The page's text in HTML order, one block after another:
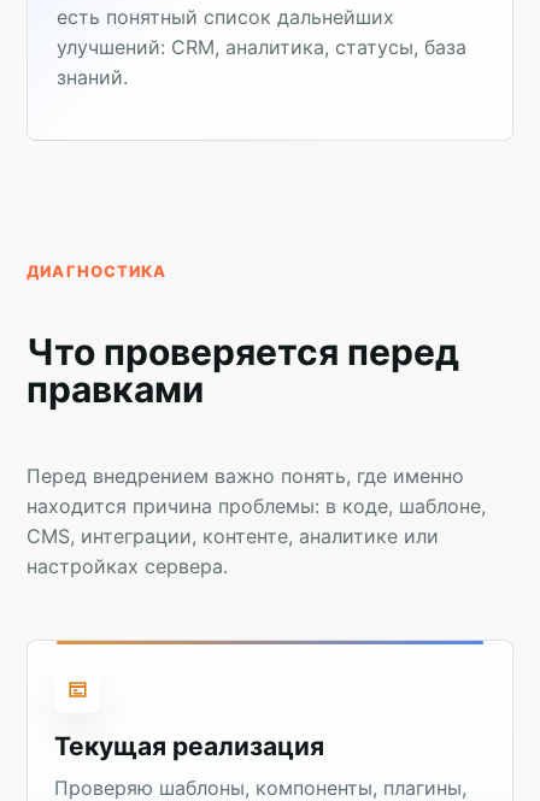
есть понятный список дальнейших
улучшений: CRM, аналитика, статусы, база
знаний.
ДИАГНОСТИКА
Что проверяется перед
правками
Перед внедрением важно понять, где именно
находится причина проблемы: в коде, шаблоне,
CMS, интеграции, контенте, аналитике или
настройках сервера.
Текущая реализация
Проверяю шаблоны, компоненты, плагины,